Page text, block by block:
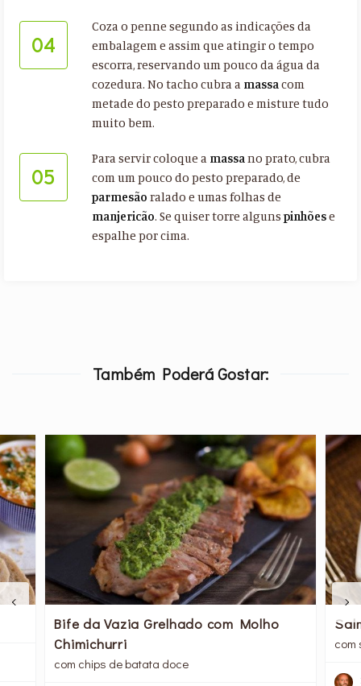
04
Coza o penne segundo as indicações da
embalagem e assim que atingir o tempo
escorra, reservando um pouco da água da
cozedura. No tacho cubra a massacom
metade do pesto preparado e misture tudo
muito bem.
05
Para servir coloque a massano prato, cubra
com um pouco do pesto preparado, de
parmesão ralado e umas folhas de
manjericão. Se quiser torre algunspinhõese
espalhe por cima.
Também Poderá Gostar:
Bife da Vazia Grelhado com Molho
Chimichurri
com chips de batata doce
com